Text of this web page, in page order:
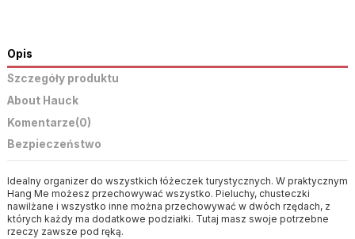
Opis
Szczegóły produktu
About Hauck
Komentarze(0)
Bezpieczeństwo
Idealny organizer do wszystkich łóżeczek turystycznych. W praktycznym
Hang Me możesz przechowywać wszystko. Pieluchy, chusteczki
nawilżane i wszystko inne można przechowywać w dwóch rzędach, z
których każdy ma dodatkowe podziałki. Tutaj masz swoje potrzebne
rzeczy zawsze pod ręką.